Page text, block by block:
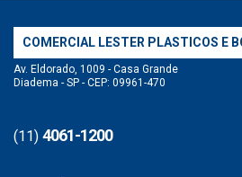
COMERCIAL LESTER PLASTICOS E
Av. Eldorado, 1009 - Casa Grande
Diadema - SP - CEP: 09961-470
(11) 4061-1200